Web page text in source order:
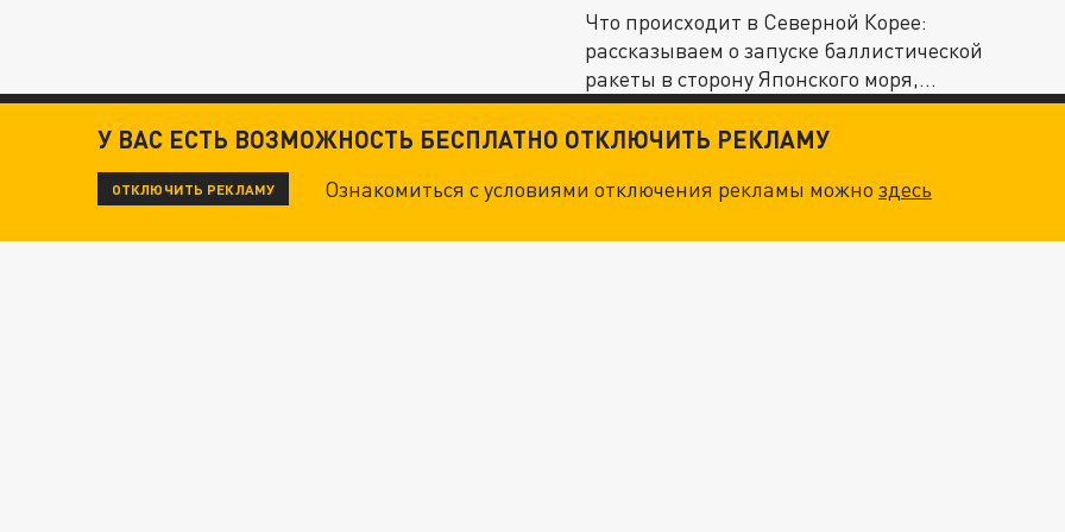
Что происходит в Северной Корее:
рассказываем о запуске баллистической
ракеты в сторону Японского моря,...
У ВАС ЕСТЬ ВОЗМОЖНОСТЬ БЕСПЛАТНО ОТКЛЮЧИТЬ РЕКЛАМУ
ОТКЛЮЧИТЬ РЕКЛАМУ Ознакомиться с условиями отключения рекламы можноздесь